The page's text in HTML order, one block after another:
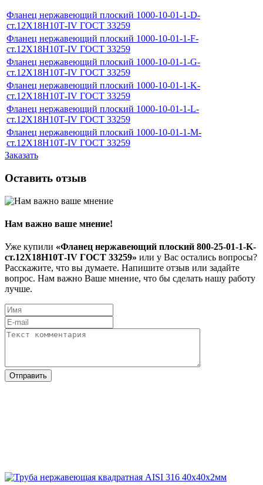
Фланец нержавеющий плоский 1000-10-01-1-D-
ст.12Х18Н10Т-IV ГОСТ 33259
Фланец нержавеющий плоский 1000-10-01-1-F-
ст.12Х18Н10Т-IV ГОСТ 33259
Фланец нержавеющий плоский 1000-10-01-1-G-
ст.12Х18Н10Т-IV ГОСТ 33259
Фланец нержавеющий плоский 1000-10-01-1-K-
ст.12Х18Н10Т-IV ГОСТ 33259
Фланец нержавеющий плоский 1000-10-01-1-L-
ст.12Х18Н10Т-IV ГОСТ 33259
Фланец нержавеющий плоский 1000-10-01-1-M-
ст.12Х18Н10Т-IV ГОСТ 33259
Заказать
Оставить отзыв
Нам важно ваше мнение!
Уже купили «Фланец нержавеющий плоский 800-25-01-1-K-
ст.12Х18Н10Т-IV ГОСТ 33259» или у Вас остались вопросы?
Расскажите, что вы думаете. Напишите отзыв или задайте
вопрос. Нам важно Ваше мнение, что бы сделать нашу работу
лучше.